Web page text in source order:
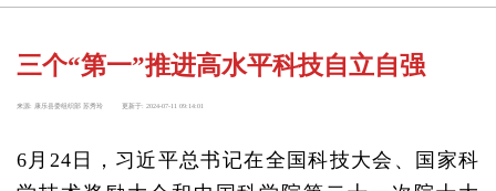
三个“第一”推进高水平科技自立自强
来源: 康乐县委组织部 苏秀玲 更新于: 2024-07-11 09:14:01
6月24日，习近平总书记在全国科技大会、国家科